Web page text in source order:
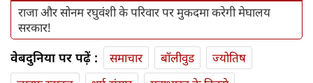
राजा और सोनम रघुवंशी के परिवार पर मुकदमा करेगी मेघालय
सरकार!
वेबदुनिया पर पढ़ें : समाचार बॉलीवुड
ज्योतिष